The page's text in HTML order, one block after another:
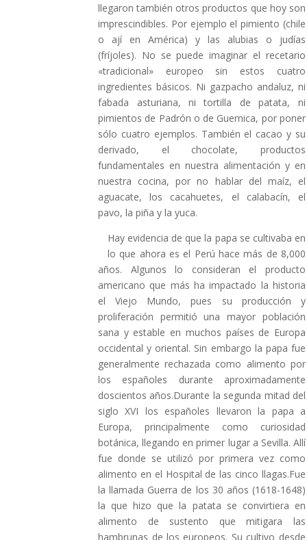
llegaron también otros productos que hoy son
imprescindibles. Por ejemplo el pimiento (chile
o ají en América) y las alubias o judías
(fríjoles). No se puede imaginar el recetario
«tradicional» europeo sin estos cuatro
ingredientes básicos. Ni gazpacho andaluz, ni
fabada asturiana, ni tortilla de patata, ni
pimientos de Padrón o de Guernica, por poner
sólo cuatro ejemplos. También el cacao y su
derivado, el chocolate, productos
fundamentales en nuestra alimentación y en
nuestra cocina, por no hablar del maíz, el
aguacate, los cacahuetes, el calabacín, el
pavo, la piña y la yuca.
Hay evidencia de que la papa se cultivaba en
lo que ahora es el Perú hace más de 8,000
años. Algunos lo consideran el producto
americano que más ha impactado la historia
el Viejo Mundo, pues su producción y
proliferación permitió una mayor población
sana y estable en muchos países de Europa
occidental y oriental. Sin embargo la papa fue
generalmente rechazada como alimento por
los españoles durante aproximadamente
doscientos años.Durante la segunda mitad del
siglo XVI los españoles llevaron la papa a
Europa, principalmente como curiosidad
botánica, llegando en primer lugar a Sevilla. Allí
fue donde se utilizó por primera vez como
alimento en el Hospital de las cinco llagas.Fue
la llamada Guerra de los 30 años (1618-1648)
la que hizo que la patata se convirtiera en
alimento de sustento que mitigara las
hambrunas de los europeos. Su cultivo desde